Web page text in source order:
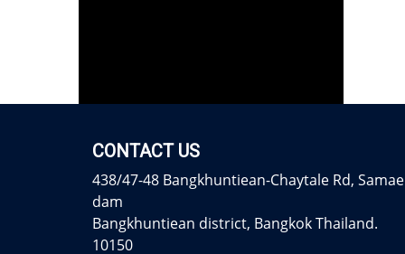
CONTACT US
438/47-48 Bangkhuntiean-Chaytale Rd, Samae
dam
Bangkhuntiean district, Bangkok Thailand.
10150